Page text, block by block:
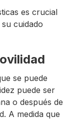
es crucial
cuidado
se puede
puede ser
o después de
A medida que